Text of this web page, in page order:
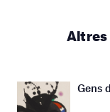
Altres
Gens